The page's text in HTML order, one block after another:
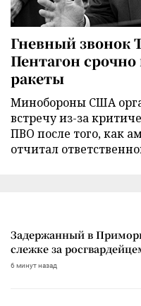
Гневный звонок
Пентагон
ракеты
Минобороны США
встречу из-за
ПВО после того, как
отчитал
Задержанный в
слежке за
6 минут назад